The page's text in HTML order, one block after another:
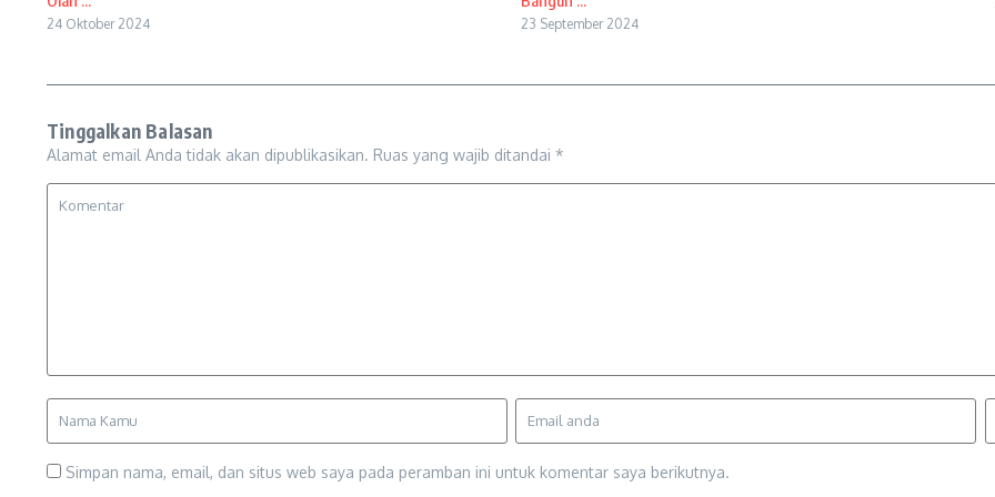
24 Oktober 2024 23 September 2024
Tinggalkan Balasan
Alamat email Anda tidak akan dipublikasikan. Ruas yang wajib ditandai *
Simpan nama, email, dan situs web saya pada peramban ini untuk komentar saya berikutnya.